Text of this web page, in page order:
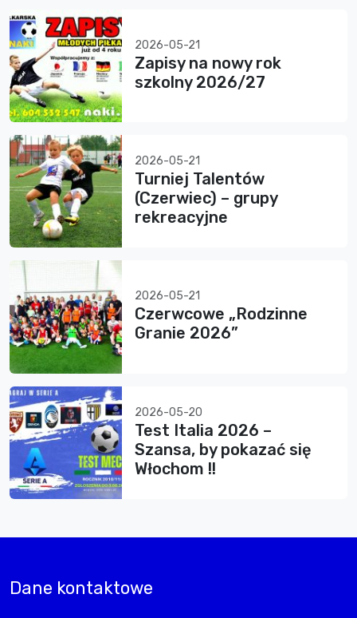
2026-05-21
Zapisy na nowy rok
szkolny 2026/27
2026-05-21
Turniej Talentów
(Czerwiec) – grupy
rekreacyjne
2026-05-21
Czerwcowe „Rodzinne
Granie 2026”
2026-05-20
Test Italia 2026 –
Szansa, by pokazać się
Włochom !!
Dane kontaktowe